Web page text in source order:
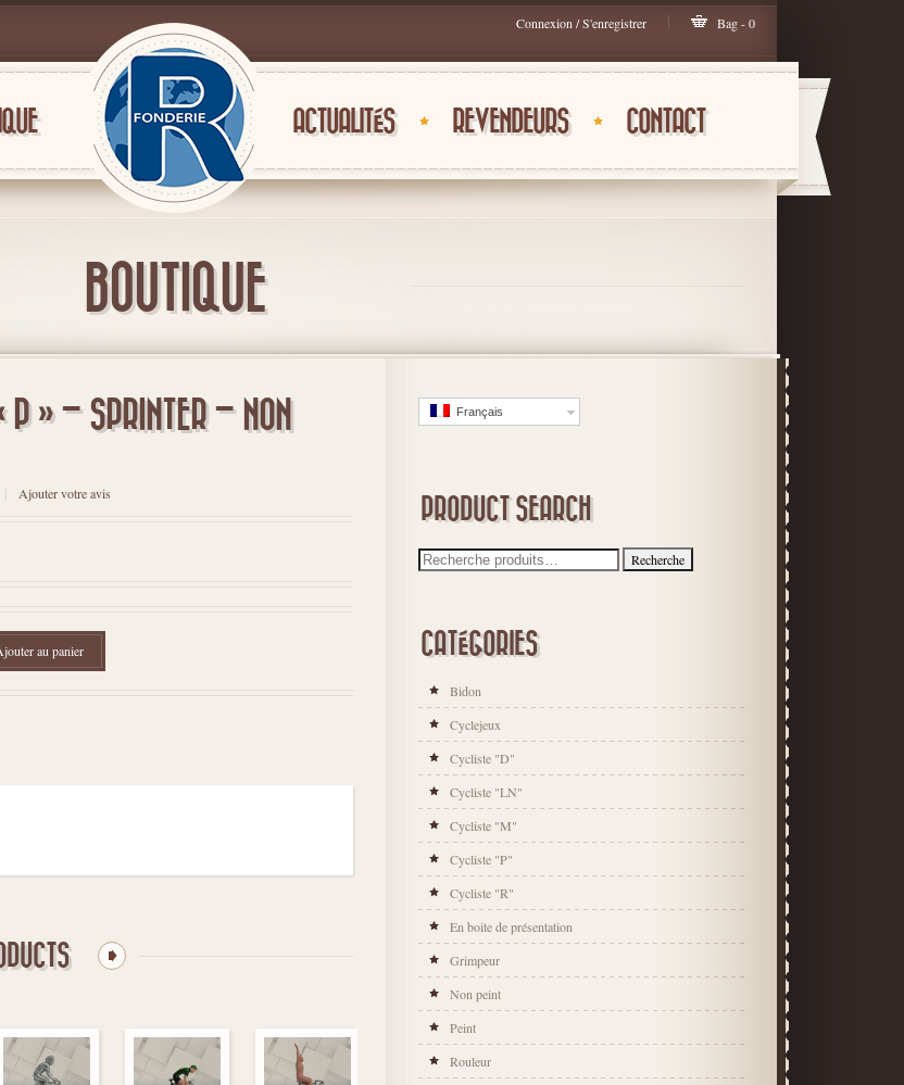
Connexion / S'enregistrer Bag - 0
ACTUALITÉS REVENDEURS CONTACT
BOUTIQUE
P » – SPRINTER – NON
Ajouter votre avis
au panier
Français
PRODUCT SEARCH
CATÉGORIES
Bidon
Cyclejeux
Cycliste "D"
Cycliste "LN"
Cycliste "M"
Cycliste "P"
Cycliste "R"
En boite de présentation
Grimpeur
Non peint
Peint
Rouleur